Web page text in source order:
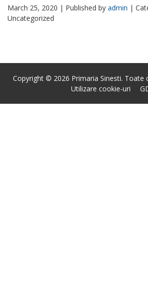
March 25, 2020 | Published by admin |
Uncategorized
Copyright © 2026 Primaria Sinesti. Toate
Utilizare cookie-uri